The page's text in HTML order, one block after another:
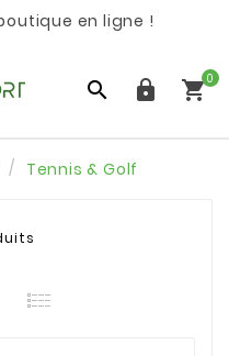
en ligne !
  0
Tennis & Golf